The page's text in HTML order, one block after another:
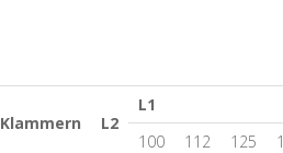
Klammern L2
L1
100
112 125